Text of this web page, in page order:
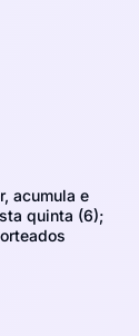
acumula e
quinta (6);